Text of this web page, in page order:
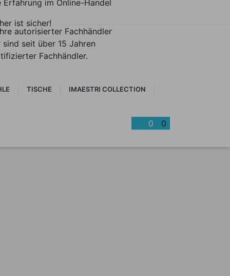
autorisierter Fachhändler
Erfahrung im Online-Handel
ist sicher!
sind seit über 15 Jahren
Fachhändler.
TISCHE IMAESTRI COLLECTION
0 0